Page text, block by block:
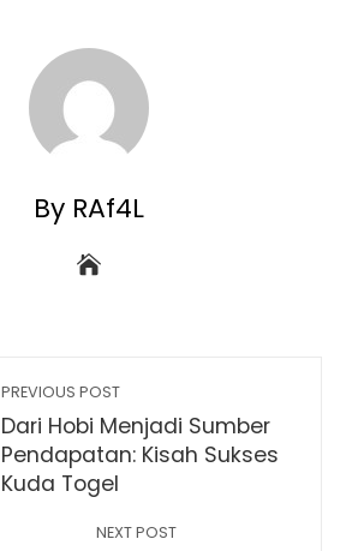
By RAf4L
PREVIOUS POST
Dari Hobi Menjadi Sumber
Pendapatan: Kisah Sukses
Kuda Togel
NEXT POST